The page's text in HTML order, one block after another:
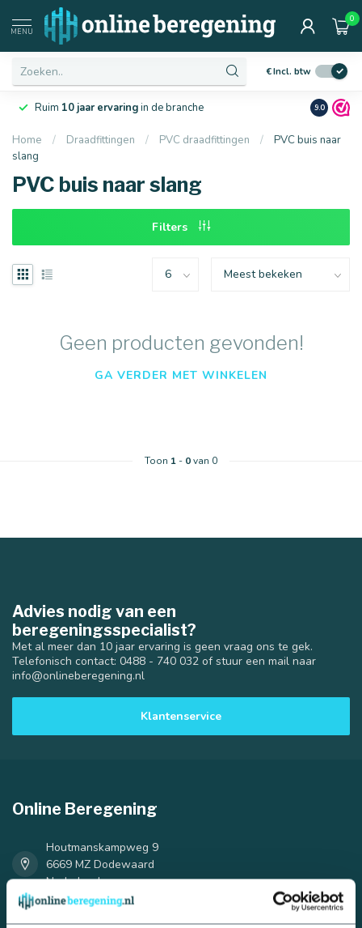
MENU
0
€Incl. btw
Netjesen snelgeleverd bij jou op locatie
9.0
Home / Draadfittingen / PVC draadfittingen /
PVC buis naar
slang
PVC buis naar slang
Filters
Geen producten gevonden!
GA VERDER MET WINKELEN
Toon 1 - 0van 0
Afmetingen
16 mm
25 mm
Advies nodig van een
beregeningsspecialist?
Met al meer dan 10 jaar ervaring is geen vraag ons te gek.
Telefonisch contact: 0488 - 740 032 of stuur een mail naar
info@onlineberegening.nl
Klantenservice
Online Beregening
Houtmanskampweg 9
6669 MZ Dodewaard
Nederland
0488 - 740 032